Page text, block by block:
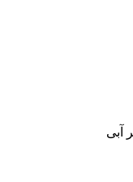
آبی